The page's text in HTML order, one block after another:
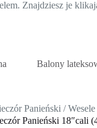
Znajdziesz je
Balony
Panieński / Wesele
Panieński 18″cali